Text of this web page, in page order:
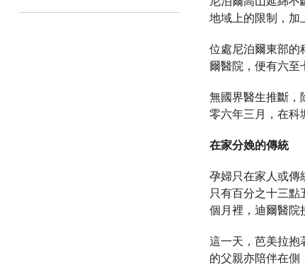
地域上的限制，加
位處尼泊爾東部
爾醫院，便有六至
無國界醫生推斷，
零六年三月，在科
在家分娩的傳統
孕婦只在家人或傳
只有百分之十三
個月裡，迪爾醫院
這一天，芭美拉抱
的父親亦陪伴在側